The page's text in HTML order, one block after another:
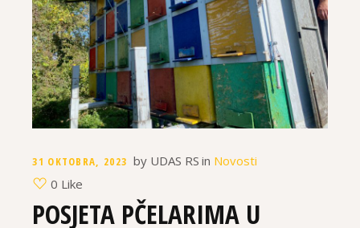
31 OKTOBRA, 2023 by UDAS RS in Novosti
0 Like
POSJETA PČELARIMA U